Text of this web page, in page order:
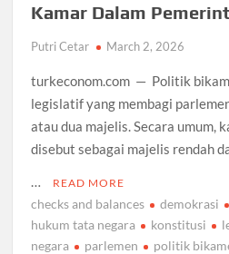
Kamar Dalam
Putri Cetar March 2, 2026
turkeconom.com — Politik
legislatif yang membagi
atau dua majelis. Secara umum,
disebut sebagai majelis rendah
…
READ MORE
checks and balances demokrasi
hukum tata negara
konstitusi
negara
parlemen politik